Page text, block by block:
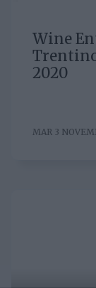
Wine
2020
MAR 3